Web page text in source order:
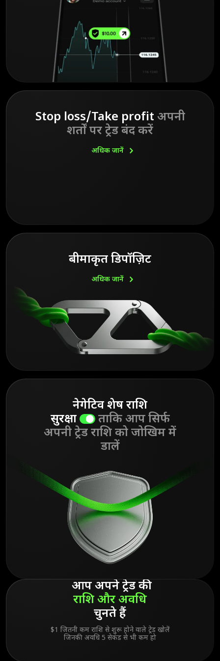
Stop loss/Take profit अपनी
शर्तों पर ट्रेड बंद करें
अधिक जानें
बीमाकृत डिपॉज़िट
अधिक जानें
नेगेटिव शेष राशि
सुरक्षा
ताकि आप सिर्फ
अपनी ट्रेड राशि को जोखिम में
डालें
आप अपने ट्रेड की
राशिऔरअवधि
चुनते हैं
$1 जितनी कम राशि से शुरू होने वाले ट्रेड खोलें
जिनकी अवधि 5 सेकंड से भी कम हो